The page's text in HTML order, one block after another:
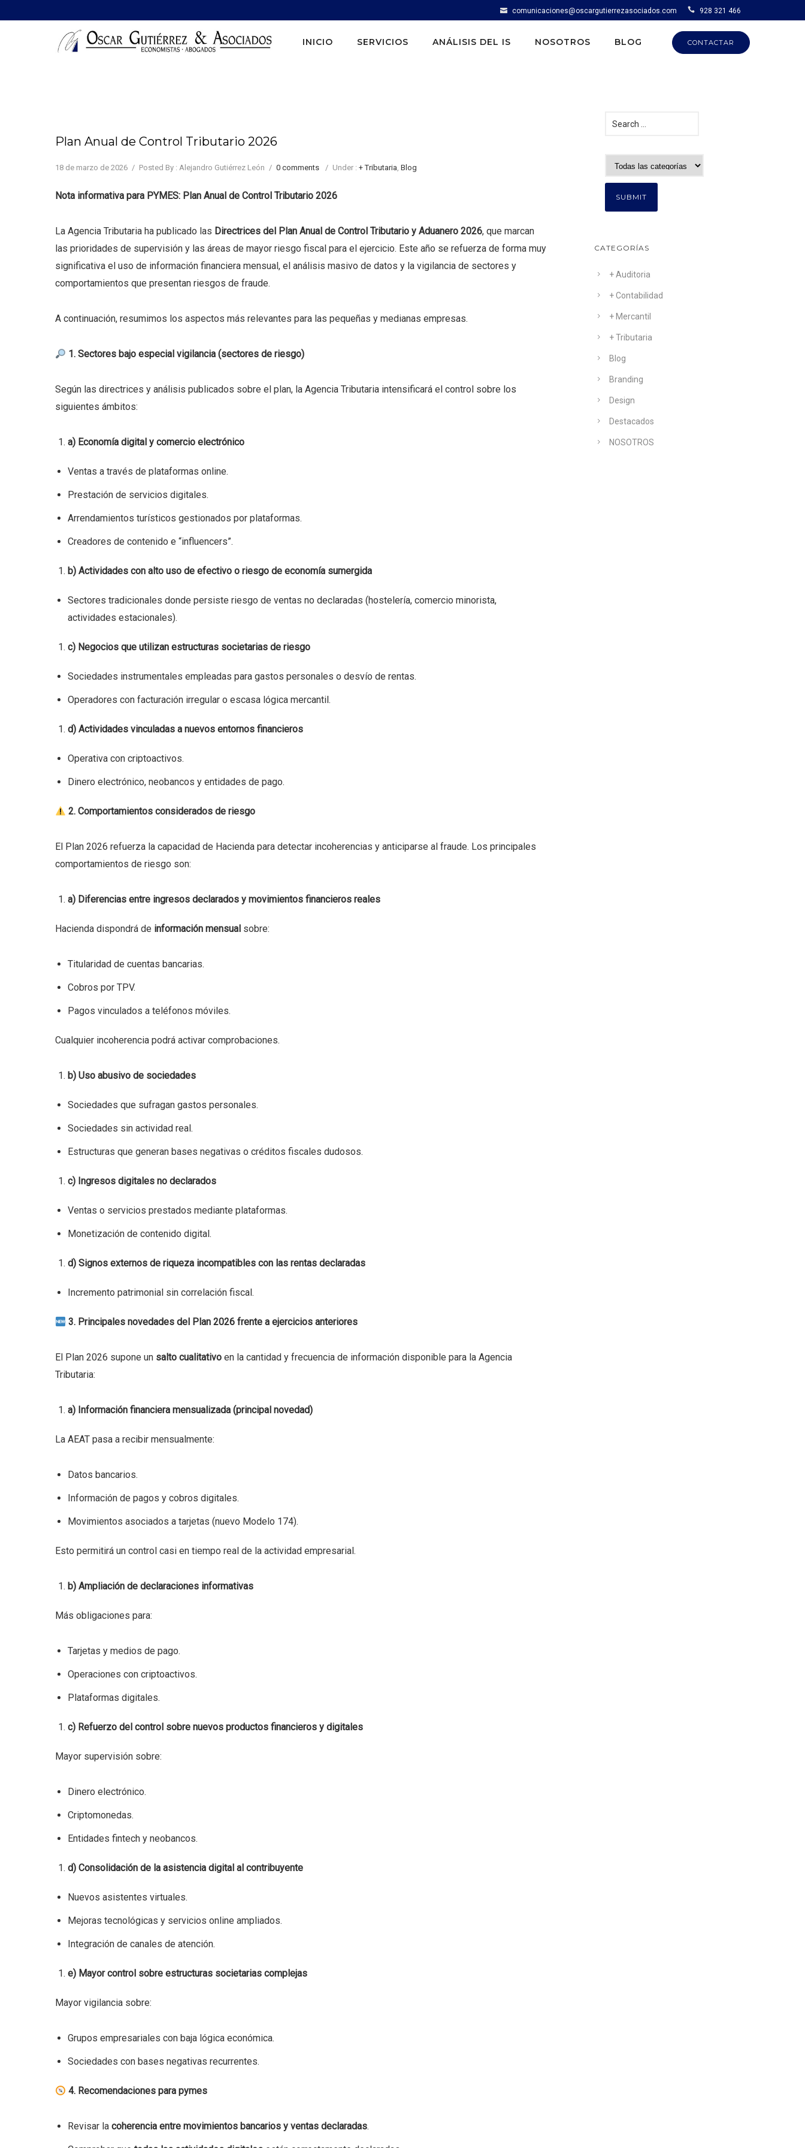
comunicaciones@oscargutierrezasociados.com 928 321 466
CONTACTAR
INICIO SERVICIOS ANÁLISIS DEL IS NOSOTROS BLOG
Plan Anual de Control Tributario 2026
18 de marzo de 2026 / Posted By : Alejandro Gutiérrez León / 0 comments / Under : + Tributaria, Blog
Nota informativa para PYMES: Plan Anual de Control Tributario 2026
La Agencia Tributaria ha publicado las Directrices del Plan Anual de Control Tributario y Aduanero 2026, que marcan
las prioridades de supervisión y las áreas de mayor riesgo fiscal para el ejercicio. Este año se refuerza de forma muy
significativa el uso de información financiera mensual, el análisis masivo de datos y la vigilancia de sectores y
comportamientos que presentan riesgos de fraude.
A continuación, resumimos los aspectos más relevantes para las pequeñas y medianas empresas.
1. Sectores bajo especial vigilancia (sectores de riesgo)
Según las directrices y análisis publicados sobre el plan, la Agencia Tributaria intensificará el control sobre los
siguientes ámbitos:
a) Economía digital y comercio electrónico
Ventas a través de plataformas online.
Prestación de servicios digitales.
Arrendamientos turísticos gestionados por plataformas.
Creadores de contenido e “influencers”.
b) Actividades con alto uso de efectivo o riesgo de economía sumergida
Sectores tradicionales donde persiste riesgo de ventas no declaradas (hostelería, comercio minorista,
actividades estacionales).
c) Negocios que utilizan estructuras societarias de riesgo
Sociedades instrumentales empleadas para gastos personales o desvío de rentas.
Operadores con facturación irregular o escasa lógica mercantil.
d) Actividades vinculadas a nuevos entornos financieros
Operativa con criptoactivos.
Dinero electrónico, neobancos y entidades de pago.
2. Comportamientos considerados de riesgo
El Plan 2026 refuerza la capacidad de Hacienda para detectar incoherencias y anticiparse al fraude. Los principales
comportamientos de riesgo son:
a) Diferencias entre ingresos declarados y movimientos financieros reales
Hacienda dispondrá de información mensual sobre:
Titularidad de cuentas bancarias.
Cobros por TPV.
Pagos vinculados a teléfonos móviles.
Cualquier incoherencia podrá activar comprobaciones.
b) Uso abusivo de sociedades
Sociedades que sufragan gastos personales.
Sociedades sin actividad real.
Estructuras que generan bases negativas o créditos fiscales dudosos.
c) Ingresos digitales no declarados
Ventas o servicios prestados mediante plataformas.
Monetización de contenido digital.
d) Signos externos de riqueza incompatibles con las rentas declaradas
Incremento patrimonial sin correlación fiscal.
3. Principales novedades del Plan 2026 frente a ejercicios anteriores
El Plan 2026 supone un salto cualitativo en la cantidad y frecuencia de información disponible para la Agencia
Tributaria:
a) Información financiera mensualizada (principal novedad)
La AEAT pasa a recibir mensualmente:
Datos bancarios.
Información de pagos y cobros digitales.
Movimientos asociados a tarjetas (nuevo Modelo 174).
Esto permitirá un control casi en tiempo real de la actividad empresarial.
b) Ampliación de declaraciones informativas
Más obligaciones para:
Tarjetas y medios de pago.
Operaciones con criptoactivos.
Plataformas digitales.
c) Refuerzo del control sobre nuevos productos financieros y digitales
Mayor supervisión sobre:
Dinero electrónico.
Criptomonedas.
Entidades fintech y neobancos.
d) Consolidación de la asistencia digital al contribuyente
Nuevos asistentes virtuales.
Mejoras tecnológicas y servicios online ampliados.
Integración de canales de atención.
e) Mayor control sobre estructuras societarias complejas
Mayor vigilancia sobre:
Grupos empresariales con baja lógica económica.
Sociedades con bases negativas recurrentes.
4. Recomendaciones para pymes
Revisar la coherencia entre movimientos bancarios y ventas declaradas.
CATEGORÍAS
+ Auditoria
+ Contabilidad
+ Mercantil
+ Tributaria
Blog
Branding
Design
Destacados
NOSOTROS